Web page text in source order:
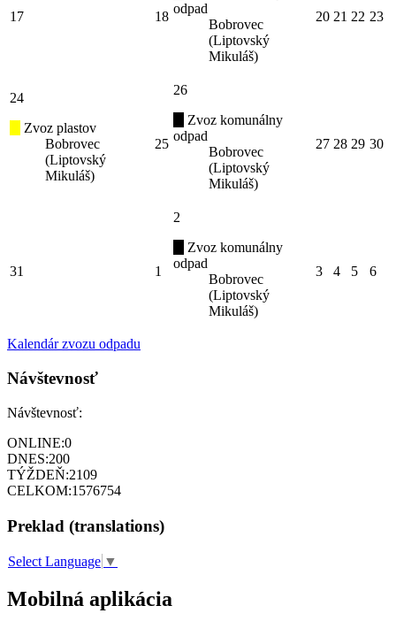
17 18
odpad
Bobrovec
(Liptovský
Mikuláš)
20 21 22 23
24
Zvoz plastov
Bobrovec
(Liptovský
Mikuláš)
25
26
Zvoz komunálny
odpad
Bobrovec
(Liptovský
Mikuláš)
27 28 29 30
31 1
2
Zvoz komunálny
odpad
Bobrovec
(Liptovský
Mikuláš)
3 4 5 6
Kalendár zvozu odpadu
Návštevnosť
Návštevnosť:
ONLINE:0
DNES:200
TÝŽDEŇ:2109
CELKOM:1576754
Preklad (translations)
Select Language ▼
Mobilná aplikácia